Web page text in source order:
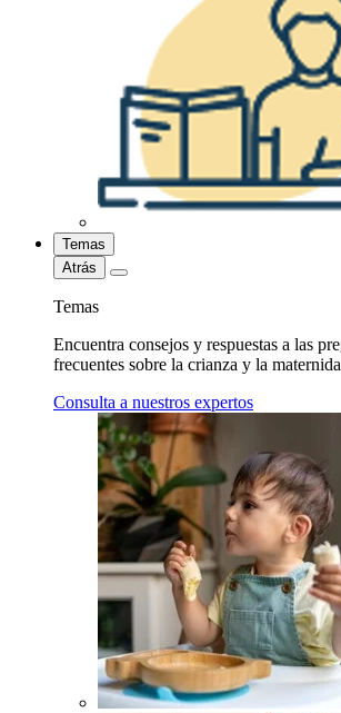
Temas
Atrás
Temas
Encuentra consejos y respuestas a las
frecuentes sobre la crianza y la
Consulta a nuestros expertos